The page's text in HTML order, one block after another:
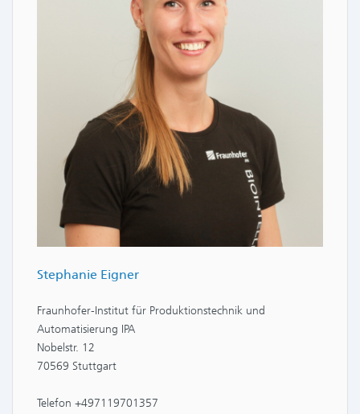
Stephanie Eigner
Fraunhofer-Institut für Produktionstechnik und
Automatisierung IPA
Nobelstr. 12
70569 Stuttgart
Telefon +497119701357